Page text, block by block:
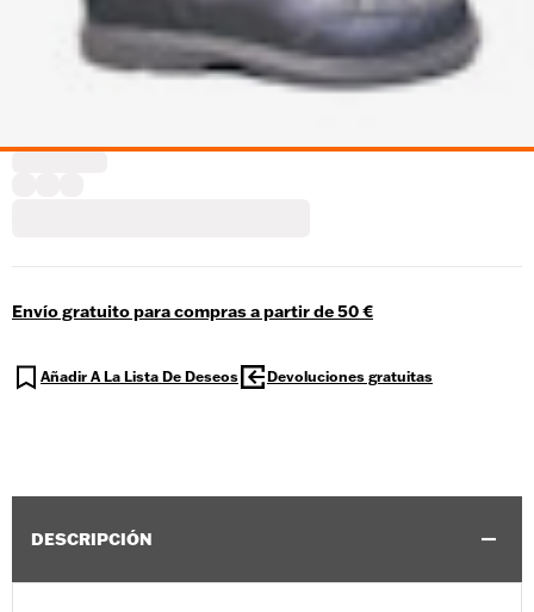
Envío gratuito para compras a partir de 50 €
Añadir A La Lista De Deseos Devoluciones gratuitas
DESCRIPCIÓN